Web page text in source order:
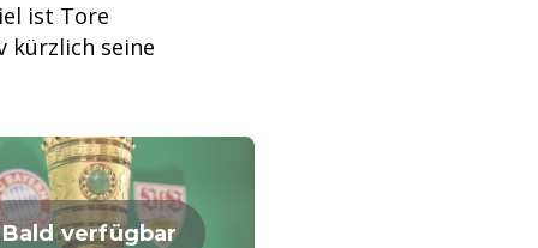
ist Tore
kürzlich seine
Bald verfügbar